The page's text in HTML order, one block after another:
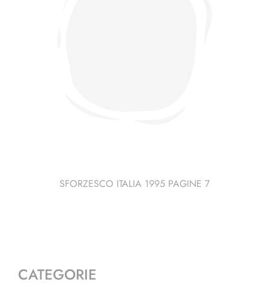
SFORZESCO ITALIA 1995 PAGINE 7
CATEGORIE